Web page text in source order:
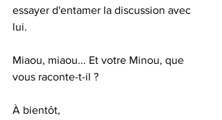
essayer d'entamer la discussion avec
lui.
Miaou, miaou... Et votre Minou, que
vous raconte-t-il ?
À bientôt,